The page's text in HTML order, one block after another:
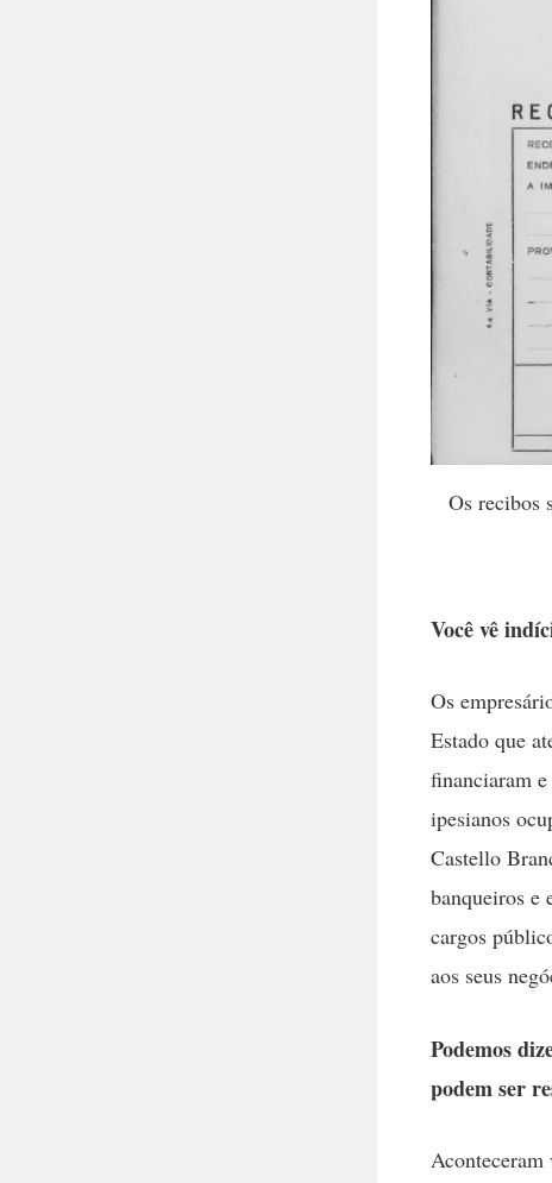
Os recibos
Você vê
Os
Estado que
financiaram
ipesianos
Castello
banqueiros e
cargos
aos seus
Podemos
podem ser
Aconteceram